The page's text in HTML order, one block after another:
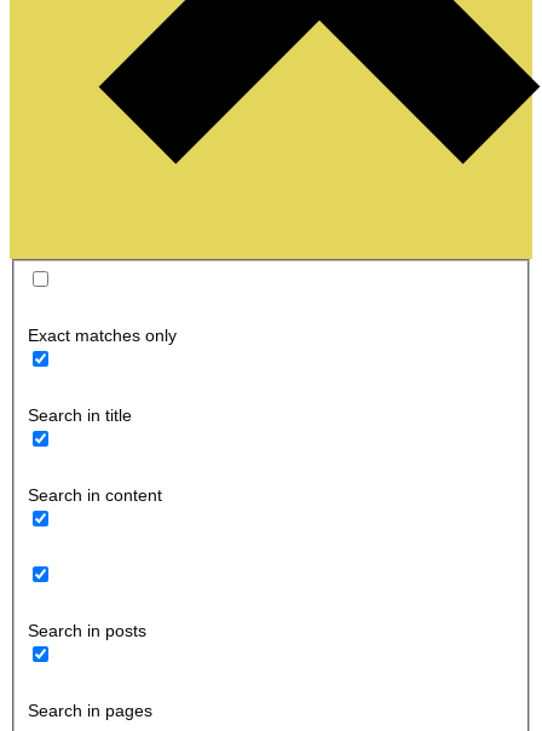
Exact matches only
Search in title
Search in content
Search in posts
Search in pages